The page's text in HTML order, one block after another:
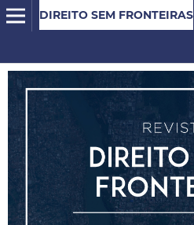
DIREITO SEM FRONTEIRAS